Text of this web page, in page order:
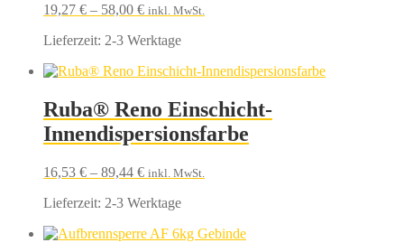
19,27 € – 58,00 € inkl. MwSt.
Lieferzeit: 2-3 Werktage
Ruba® Reno Einschicht-
Innendispersionsfarbe
16,53 € – 89,44 € inkl. MwSt.
Lieferzeit: 2-3 Werktage